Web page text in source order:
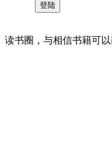
读书圈，与相信书籍可